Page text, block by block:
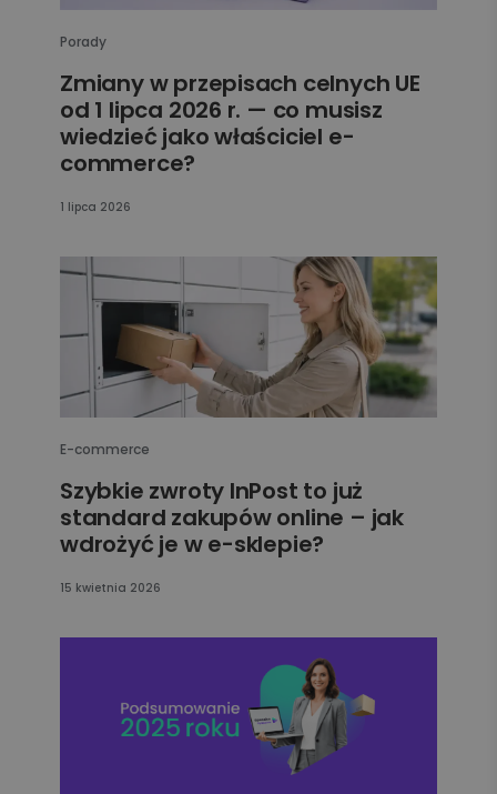
Porady
Zmiany w przepisach celnych UE
od 1 lipca 2026 r. — co musisz
wiedzieć jako właściciel e-
commerce?
1 lipca 2026
E-commerce
Szybkie zwroty InPost to już
standard zakupów online – jak
wdrożyć je w e-sklepie?
15 kwietnia 2026